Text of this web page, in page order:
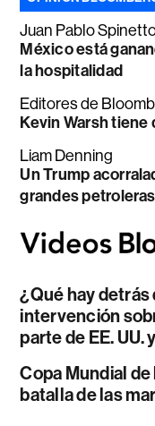
Juan Pablo
México está
la hospitalidad
Editores de
Kevin Warsh
Liam Denning
Un Trump
grandes petroleras
¿Qué hay detrás
intervención
parte de EE. UU.
Copa Mundial de
batalla de las